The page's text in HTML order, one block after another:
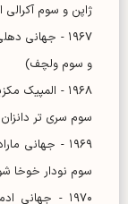
ژاپن و سوم آکرالی
و سوم ولچف)
سوم سری تر دانزان
سوم نودار خوخا